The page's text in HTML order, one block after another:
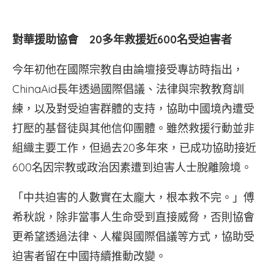
對華援助協會 20多年救援近600名受迫害者
今年初他在國際宗教自由論壇接受專訪時指出，
ChinaAid長年透過國際倡議、法律與宗教教育訓
練，以及對受迫害群體的支持，協助中國境內遭受
打壓的基督徒與其他信仰團體。雖然救援行動並非
組織主要工作，但過去20多年來，已成功協助接近
600名因宗教或政治因素遭到迫害人士脫離險境。
「中共迫害的人數實在太龐大，根本救不完。」傅
希秋說，除非當事人生命受到直接威脅，否則協會
更希望透過法律、人權與國際倡議等方式，協助受
迫害者留在中國持續推動改變。